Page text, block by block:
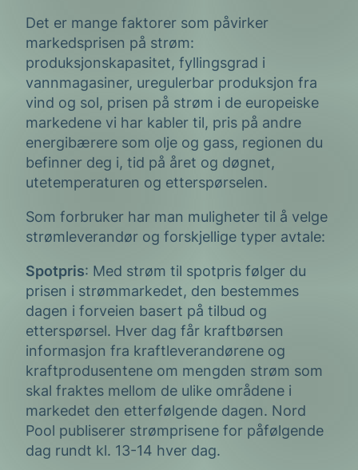
Det er mange faktorer som påvirker
markedsprisen på strøm:
produksjonskapasitet, fyllingsgrad i
vannmagasiner, uregulerbar produksjon fra
vind og sol, prisen på strøm i de europeiske
markedene vi har kabler til, pris på andre
energibærere som olje og gass, regionen du
befinner deg i, tid på året og døgnet,
utetemperaturen og etterspørselen.
Som forbruker har man muligheter til å velge
strømleverandør og forskjellige typer avtale:
Spotpris: Med strøm til spotpris følger du
prisen i strømmarkedet, den bestemmes
dagen i forveien basert på tilbud og
etterspørsel. Hver dag får kraftbørsen
informasjon fra kraftleverandørene og
kraftprodusentene om mengden strøm som
skal fraktes mellom de ulike områdene i
markedet den etterfølgende dagen. Nord
Pool publiserer strømprisene for påfølgende
dag rundt kl. 13-14 hver dag.